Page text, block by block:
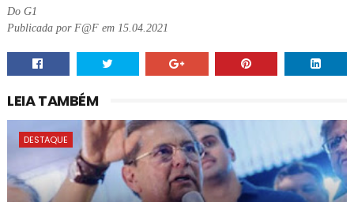
Do G1
Publicada por F@F em 15.04.2021
LEIA TAMBÉM
DESTAQUE